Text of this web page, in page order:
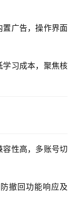
置广告，操作界面
学习成本，聚焦核
性高，多账号切
撤回功能响应及